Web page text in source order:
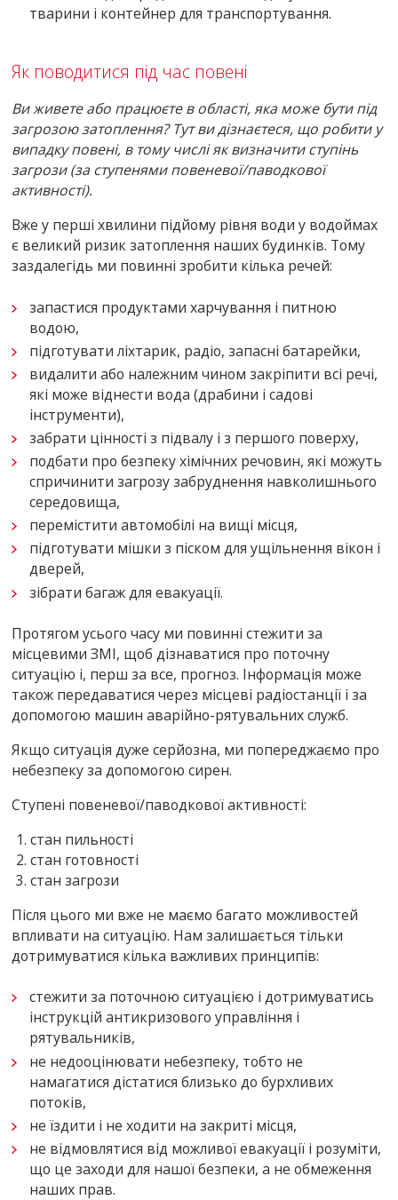
тварини і контейнер для транспортування.
Як поводитися під час повені
Ви живете або працюєте в області, яка може бути під
загрозою затоплення? Тут ви дізнаєтеся, що робити у
випадку повені, в тому числі як визначити ступінь
загрози (за ступенями повеневої/паводкової
активності).
Вже у перші хвилини підйому рівня води у водоймах
є великий ризик затоплення наших будинків. Тому
заздалегідь ми повинні зробити кілька речей:
запастися продуктами харчування і питною
водою,
підготувати ліхтарик, радіо, запасні батарейки,
видалити або належним чином закріпити всі речі,
які може віднести вода (драбини і садові
інструменти),
забрати цінності з підвалу і з першого поверху,
подбати про безпеку хімічних речовин, які можуть
спричинити загрозу забруднення навколишнього
середовища,
перемістити автомобілі на вищі місця,
підготувати мішки з піском для ущільнення вікон і
дверей,
зібрати багаж для евакуації.
Протягом усього часу ми повинні стежити за
місцевими ЗМІ, щоб дізнаватися про поточну
ситуацію і, перш за все, прогноз. Інформація може
також передаватися через місцеві радіостанції і за
допомогою машин аварійно-рятувальних служб.
Якщо ситуація дуже серйозна, ми попереджаємо про
небезпеку за допомогою сирен.
Ступені повеневої/паводкової активності:
стан пильності
стан готовності
стан загрози
Після цього ми вже не маємо багато можливостей
впливати на ситуацію. Нам залишається тільки
дотримуватися кілька важливих принципів:
стежити за поточною ситуацією і дотримуватись
інструкцій антикризового управління і
рятувальників,
не недооцінювати небезпеку, тобто не
намагатися дістатися близько до бурхливих
потоків,
не їздити і не ходити на закриті місця,
не відмовлятися від можливої евакуації і розуміти,
що це заходи для нашої безпеки, а не обмеження
наших прав.